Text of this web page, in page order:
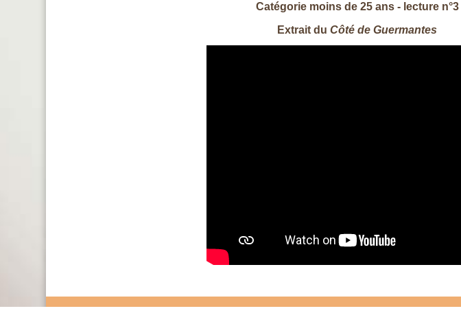
Catégorie moins de 25 ans - lecture n°3
Extrait du Côté de Guermantes